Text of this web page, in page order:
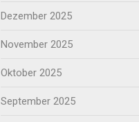
Dezember 2025
November 2025
Oktober 2025
September 2025